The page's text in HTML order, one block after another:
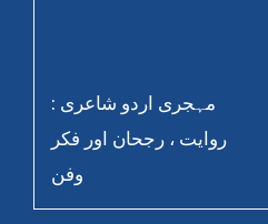
مہجری اردو شاعری :
روایت ، رجحان اور فکر
وفن